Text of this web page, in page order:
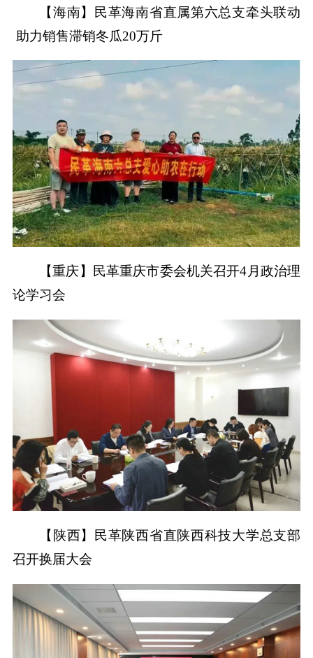
【海南】民革海南省直属第六总支牵头联动
助力销售滞销冬瓜20万斤
【重庆】民革重庆市委会机关召开4月政治理
论学习会
【陕西】民革陕西省直陕西科技大学总支部
召开换届大会